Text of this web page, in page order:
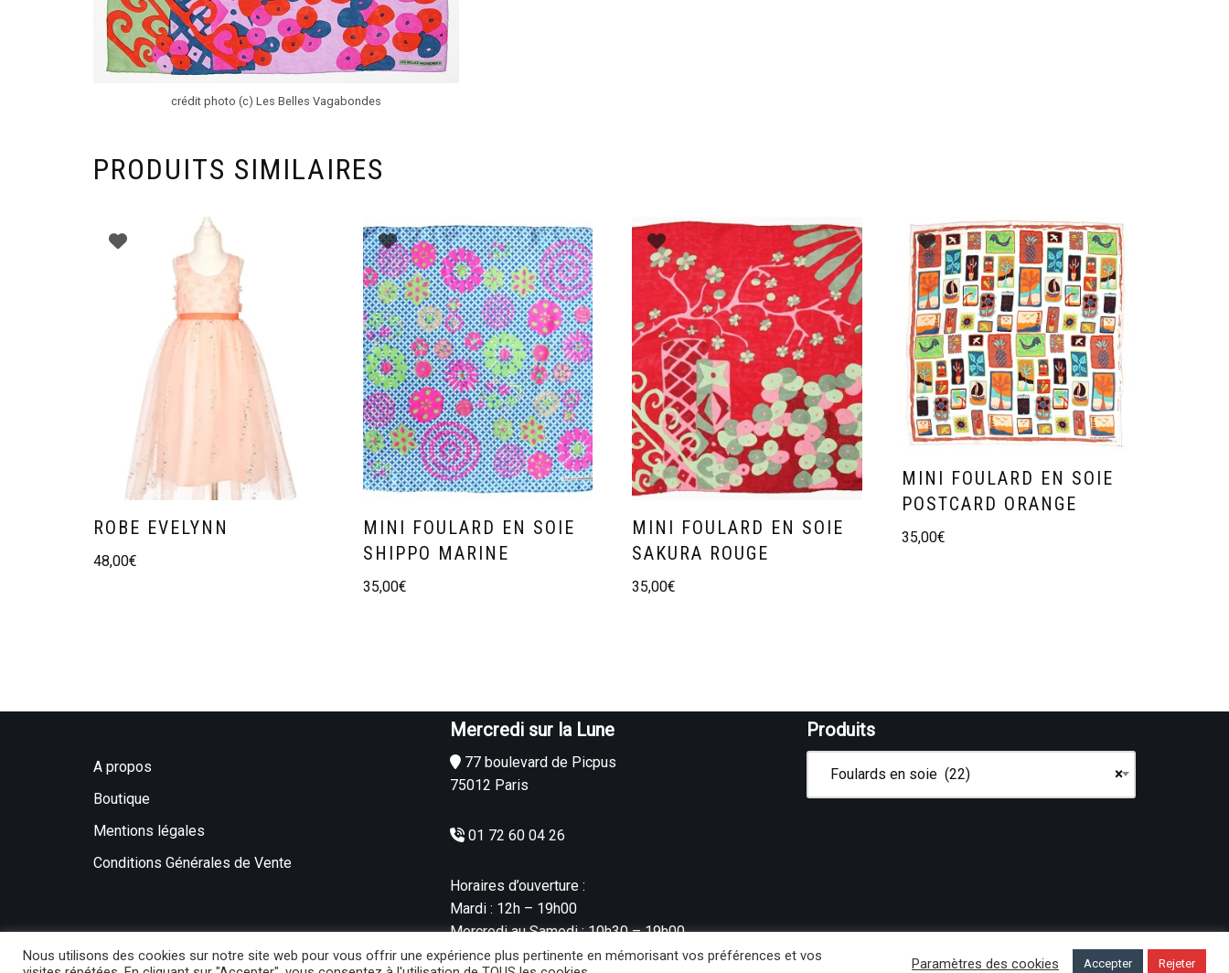
crédit photo (c) Les Belles Vagabondes
PRODUITS SIMILAIRES
ROBE EVELYNN
48,00€
MINI FOULARD EN SOIE
SHIPPO MARINE
35,00€
MINI FOULARD EN SOIE
SAKURA ROUGE
35,00€
MINI FOULARD EN SOIE
POSTCARD ORANGE
35,00€
A propos
Boutique
Mentions légales
Conditions Générales de Vente
Mercredi sur la Lune
77 boulevard de Picpus
75012 Paris
01 72 60 04 26
Horaires d’ouverture :
Mardi : 12h – 19h00
Mercredi au Samedi : 10h30 – 19h00
Produits
×
Foulards en soie (22)
Nous utilisons des cookies sur notre site web pour vous offrir une expérience plus pertinente en mémorisant vos préférences et vos
Paramètres des cookies Accepter Rejeter